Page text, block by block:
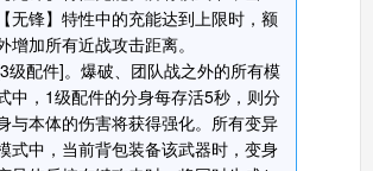
【无锋】特性中的充能达到上限时，额
增加所有近战攻击距离。
级配件]。爆破、团队战之外的所有模
中，1级配件的分身每存活5秒，则分
与本体的伤害将获得强化。所有变异
式中，当前背包装备该武器时，变身